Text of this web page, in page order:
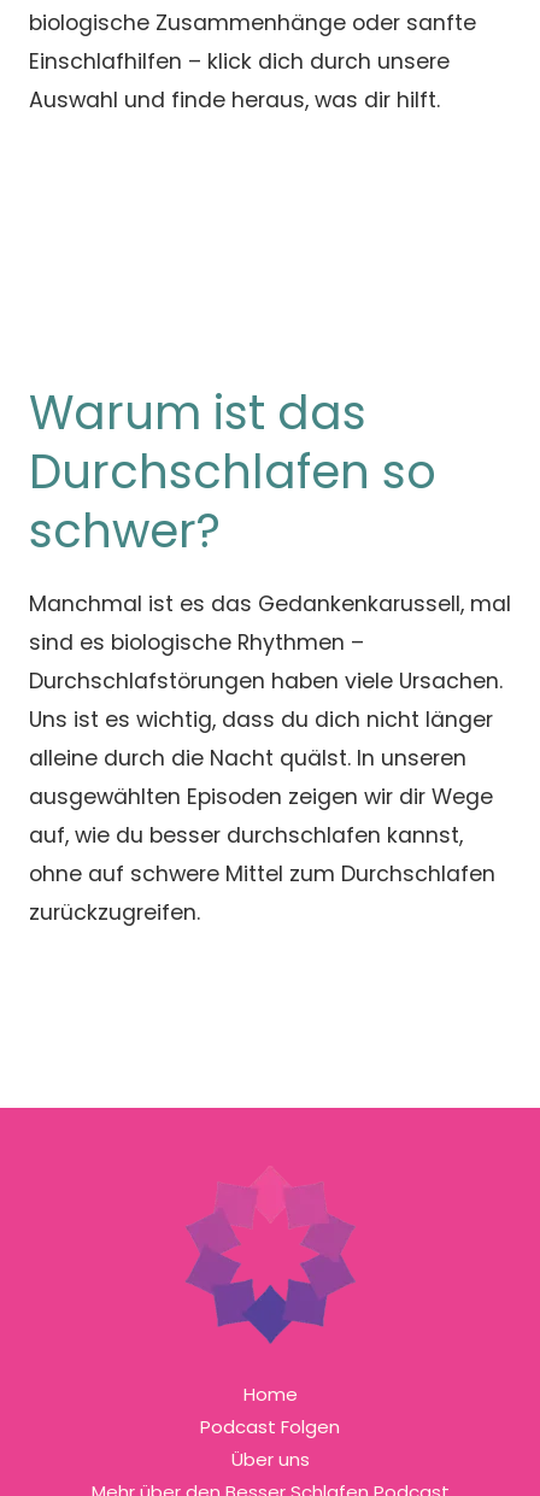
biologische Zusammenhänge oder sanfte
Einschlafhilfen – klick dich durch unsere
Auswahl und finde heraus, was dir hilft.
Warum ist das
Durchschlafen so
schwer?
Manchmal ist es das Gedankenkarussell, mal
sind es biologische Rhythmen –
Durchschlafstörungen haben viele Ursachen.
Uns ist es wichtig, dass du dich nicht länger
alleine durch die Nacht quälst. In unseren
ausgewählten Episoden zeigen wir dir Wege
auf, wie du besser durchschlafen kannst,
ohne auf schwere Mittel zum Durchschlafen
zurückzugreifen.
Home
Podcast Folgen
Über uns